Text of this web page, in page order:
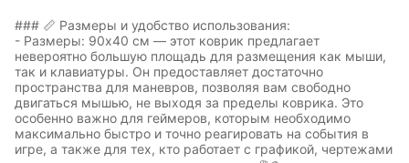
### 📏 Размеры и удобство использования:
- Размеры: 90x40 см — этот коврик предлагает
невероятно большую площадь для размещения как мыши,
так и клавиатуры. Он предоставляет достаточно
пространства для маневров, позволяя вам свободно
двигаться мышью, не выходя за пределы коврика. Это
особенно важно для геймеров, которым необходимо
максимально быстро и точно реагировать на события в
игре, а также для тех, кто работает с графикой, чертежами